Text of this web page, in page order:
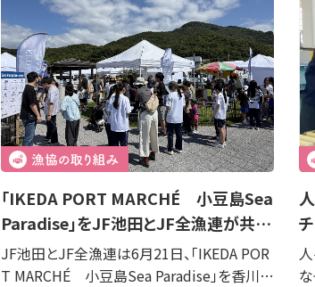
「IKEDA PORT MARCHÉ 小豆島Sea
Paradise」をJF池田とJF全漁連が共…
JF池田とJF全漁連は6月21日、「IKEDA POR
T MARCHÉ 小豆島Sea Paradise」を香川…